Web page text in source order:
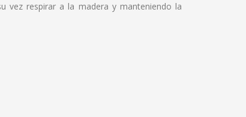
vez respirar a la madera y manteniendo la